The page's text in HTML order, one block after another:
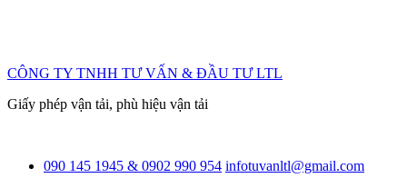
CÔNG TY TNHH TƯ VẤN & ĐẦU TƯ LTL
Giấy phép vận tải, phù hiệu vận tải
090 145 1945 & 0902 990 954 infotuvanltl@gmail.com